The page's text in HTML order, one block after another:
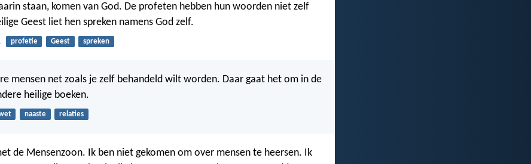
staan, komen van God. De profeten hebben hun woorden niet zelf
Geest liet hen spreken namens God zelf.
profetie Geest spreken
mensen net zoals je zelf behandeld wilt worden. Daar gaat het om in de
heilige boeken.
naaste relaties
de Mensenzoon. Ik ben niet gekomen om over mensen te heersen. Ik